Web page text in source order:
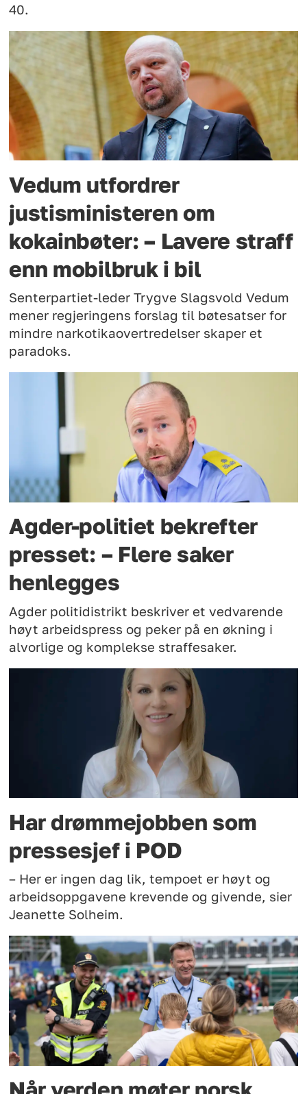
40.
Vedum utfordrer
justisministeren om
kokainbøter: – Lavere straff
enn mobilbruk i bil
Senterpartiet-leder Trygve Slagsvold Vedum
mener regjeringens forslag til bøtesatser for
mindre narkotikaovertredelser skaper et
paradoks.
Agder-politiet bekrefter
presset: – Flere saker
henlegges
Agder politidistrikt beskriver et vedvarende
høyt arbeidspress og peker på en økning i
alvorlige og komplekse straffesaker.
Har drømmejobben som
pressesjef i POD
– Her er ingen dag lik, tempoet er høyt og
arbeidsoppgavene krevende og givende, sier
Jeanette Solheim.